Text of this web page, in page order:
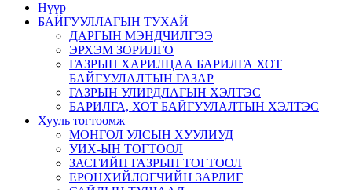
Нүүр
БАЙГУУЛЛАГЫН ТУХАЙ
ДАРГЫН МЭНДЧИЛГЭЭ
ЭРХЭМ ЗОРИЛГО
ГАЗРЫН ХАРИЛЦАА БАРИЛГА ХОТ
БАЙГУУЛАЛТЫН ГАЗАР
ГАЗРЫН УЛИРДЛАГЫН ХЭЛТЭС
БАРИЛГА, ХОТ БАЙГУУЛАЛТЫН ХЭЛТЭС
Хууль тогтоомж
МОНГОЛ УЛСЫН ХУУЛИУД
УИХ-ЫН ТОГТООЛ
ЗАСГИЙН ГАЗРЫН ТОГТООЛ
ЕРӨНХИЙЛӨГЧИЙН ЗАРЛИГ